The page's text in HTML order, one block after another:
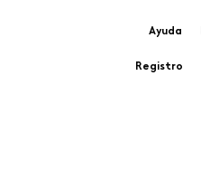
Ayuda
Registro